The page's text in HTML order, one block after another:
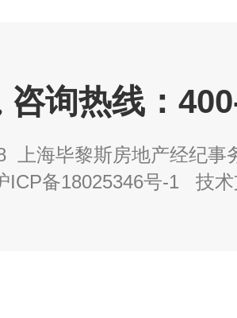
咨询热线：
上海毕黎斯房地产经纪事
ICP备18025346号-1 技术